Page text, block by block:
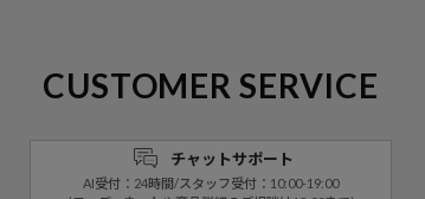
CUSTOMER SERVICE
チャットサポート
AI受付：24時間/スタッフ受付：10:00-19:00